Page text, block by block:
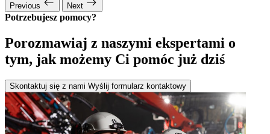
Previous Next
Potrzebujesz pomocy?
Porozmawiaj z naszymi ekspertami o
tym, jak możemy Ci pomóc już dziś
Skontaktuj się z nami Wyślij formularz kontaktowy